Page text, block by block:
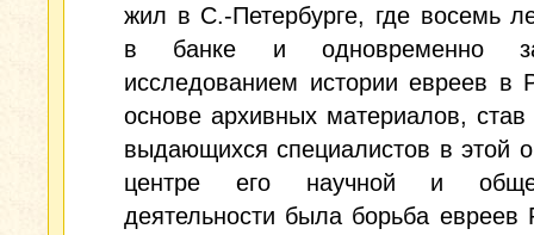
жил в С.-Петербурге, где восемь
в банке и одновременно
исследованием истории евреев в
основе архивных материалов,
выдающихся специалистов в этой
центре его научной и
деятельности была борьба евреев